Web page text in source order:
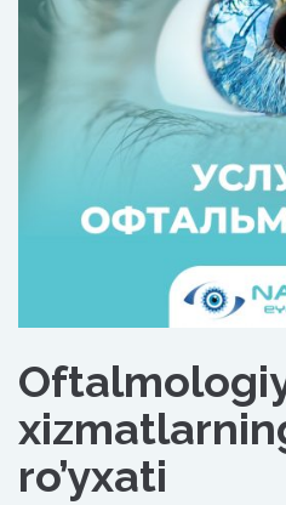
ro’yxati